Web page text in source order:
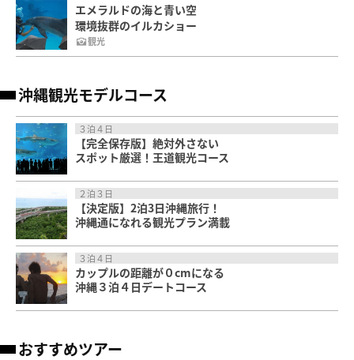
エメラルドの海と青い空
環境抜群のイルカショー
観光
沖縄観光モデルコース
３泊４日
【完全保存版】絶対外さない
スポット厳選！王道観光コース
２泊３日
【決定版】2泊3日沖縄旅行！
沖縄通になれる観光プラン満載
３泊４日
カップルの距離が０cmになる
沖縄３泊４日デートコース
おすすめツアー